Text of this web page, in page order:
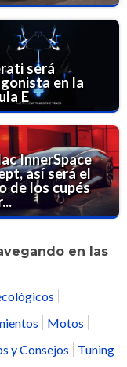
será
en la
E
InnerSpace
así será el
de los cupés
en las
Motos
y Consejos Tuning